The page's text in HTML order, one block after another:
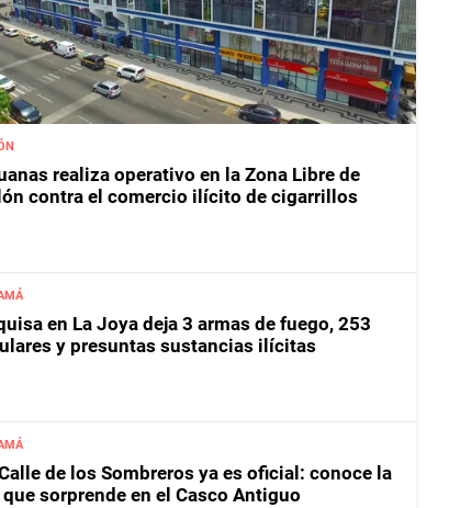
realiza operativo en la Zona Libre de
contra el comercio ilícito de cigarrillos
en La Joya deja 3 armas de fuego, 253
y presuntas sustancias ilícitas
de los Sombreros ya es oficial: conoce la
sorprende en el Casco Antiguo